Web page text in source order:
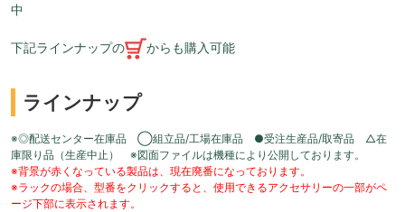
中
下記ラインナップの からも購入可能
ラインナップ
※◎配送センター在庫品 ◯組立品/工場在庫品 ●受注生産品/取寄品 △在
庫限り品（生産中止） ※図面ファイルは機種により公開しております。
※背景が赤くなっている製品は、現在廃番になっております。
※ラックの場合、型番をクリックすると、使用できるアクセサリーの一部がペ
ージ下部に表示されます。